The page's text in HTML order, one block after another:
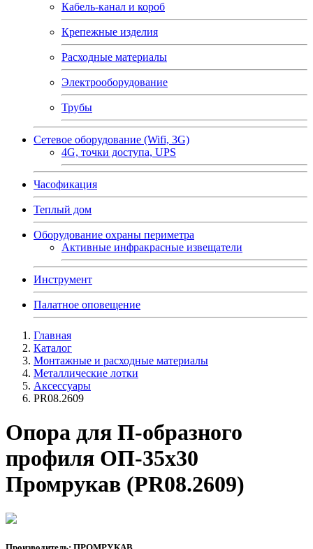
Кабель-канал и короб
Крепежные изделия
Расходные материалы
Электрооборудование
Трубы
Сетевое оборудование (Wifi, 3G)
4G, точки доступа, UPS
Часофикация
Теплый дом
Оборудование охраны периметра
Активные инфракрасные извещатели
Инструмент
Палатное оповещение
Главная
Каталог
Монтажные и расходные материалы
Металлические лотки
Аксессуары
PR08.2609
Опора для П-образного
профиля ОП-35х30
Промрукав (PR08.2609)